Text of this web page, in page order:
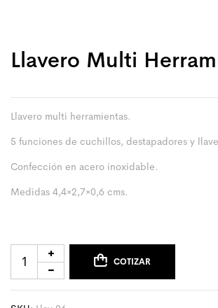
Llavero Multi
Llavero multi herramientas.
5 funciones de cuchillos, destapadores y
Confección en acero inoxidable.
Medidas 4,4×2,7×0,6 cms.
COTIZAR